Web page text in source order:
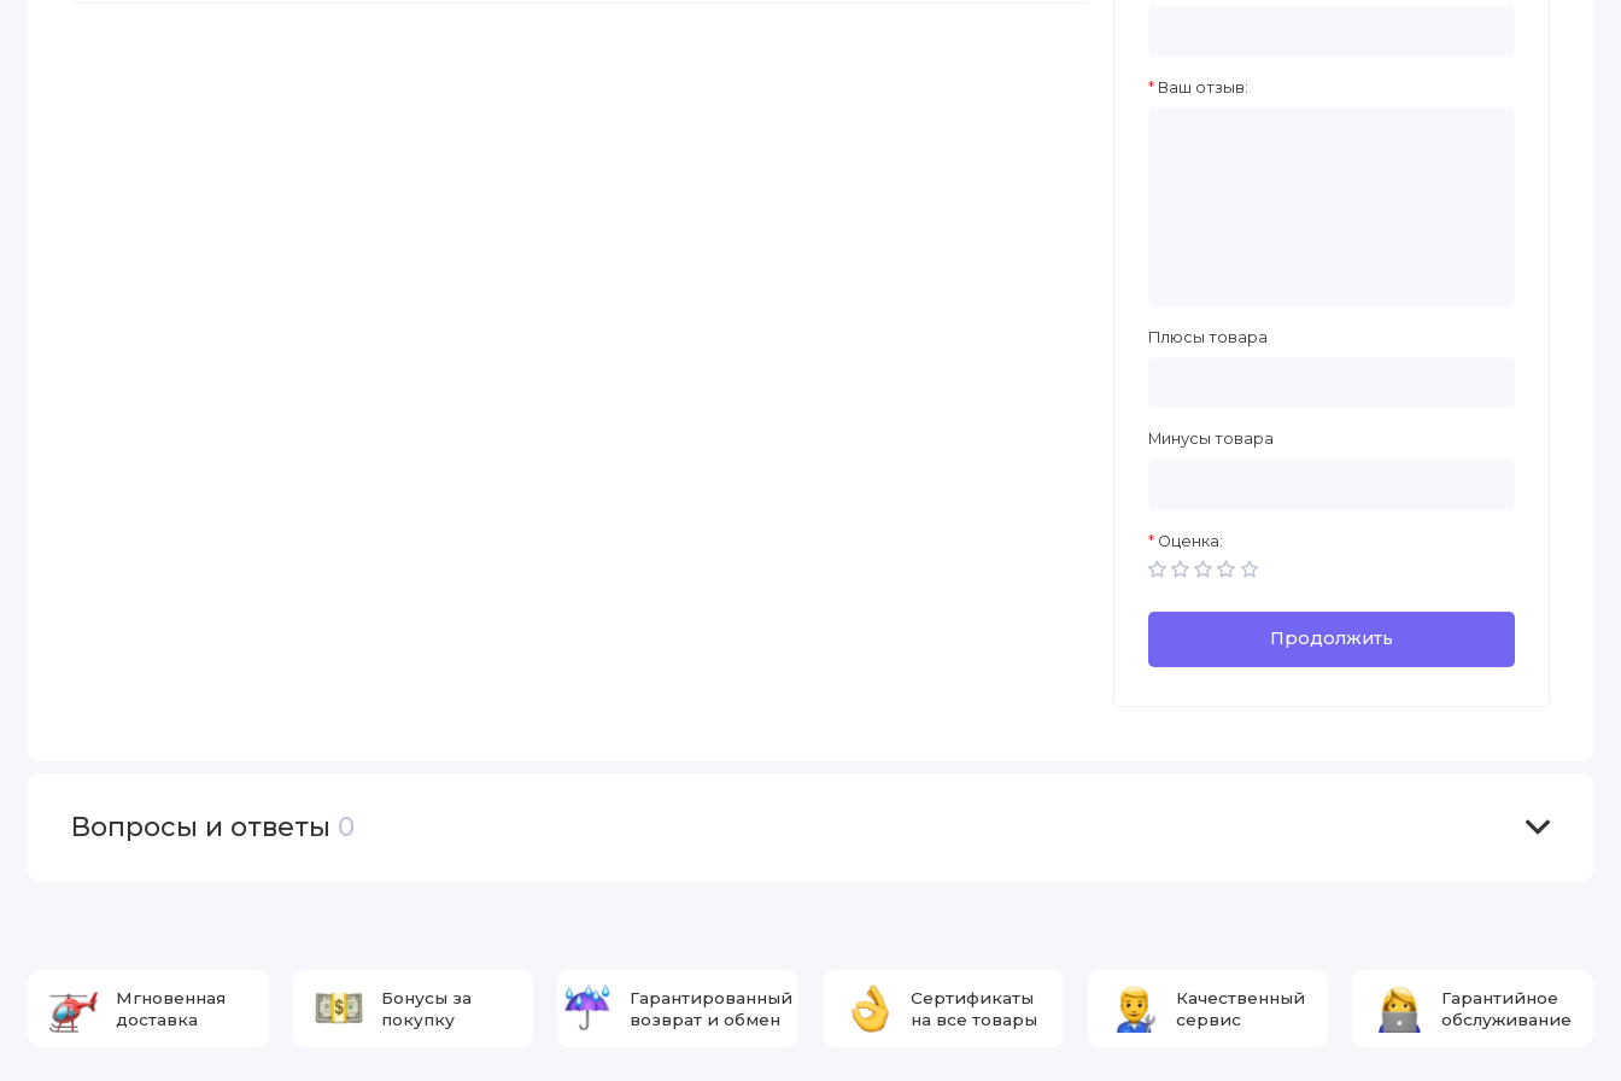
Ваш отзыв:
Плюсы товара
Минусы товара
Оценка:
Продолжить
Вопросы и ответы 0
Мгновенная
доставка
Бонусы за
покупку
Гарантированный
возврат и обмен
Сертификаты
на все товары
Качественный
сервис
Гарантийное
обслуживание